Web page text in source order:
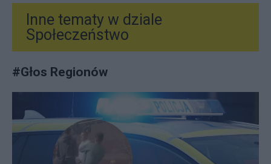
Inne tematy w dziale
Społeczeństwo
#Głos Regionów